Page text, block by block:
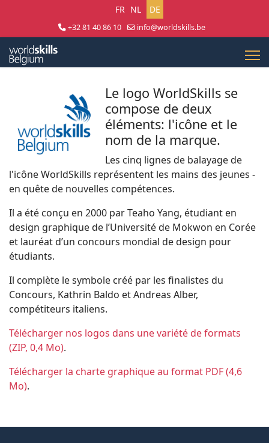
Sprache auswählen
FR NL DE
+32 81 40 86 10
info@worldskills.be
Le logo WorldSkills se
compose de deux
éléments: l'icône et le
nom de la marque.
Les cinq lignes de balayage de
l'icône WorldSkills représentent les mains des jeunes -
en quête de nouvelles compétences.
Il a été conçu en 2000 par Teaho Yang, étudiant en
design graphique de l’Université de Mokwon en Corée
et lauréat d’un concours mondial de design pour
étudiants.
Il complète le symbole créé par les finalistes du
Concours, Kathrin Baldo et Andreas Alber,
compétiteurs italiens.
Télécharger nos logos dans une variété de formats
(ZIP, 0,4 Mo).
Télécharger la charte graphique au format PDF (4,6
Mo).